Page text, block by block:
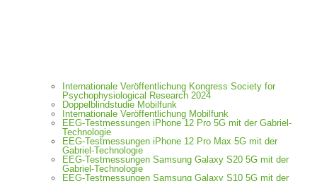
Internationale Veröffentlichung Kongress Society for
Psychophysiological Research 2024
Doppelblindstudie Mobilfunk
Internationale Veröffentlichung Mobilfunk
EEG-Testmessungen iPhone 12 Pro 5G mit der Gabriel-
Technologie
EEG-Testmessungen iPhone 12 Pro Max 5G mit der
Gabriel-Technologie
EEG-Testmessungen Samsung Galaxy S20 5G mit der
Gabriel-Technologie
EEG-Testmessungen Samsung Galaxy S10 5G mit der